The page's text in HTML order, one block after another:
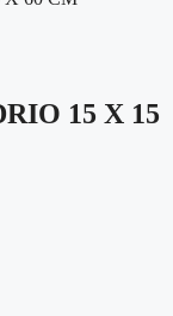
15 X 15